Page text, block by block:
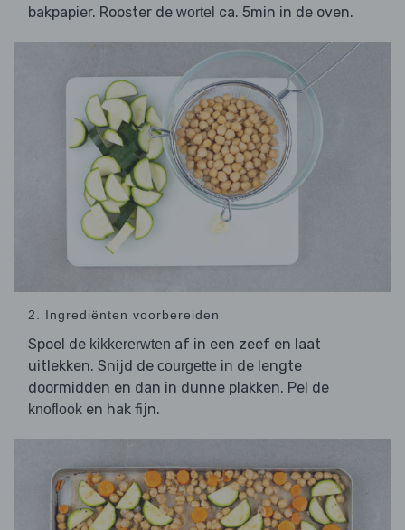
bakpapier. Rooster de wortel ca. 5min in de oven.
2. Ingrediënten voorbereiden
Spoel de kikkererwten af in een zeef en laat
uitlekken. Snijd de courgette in de lengte
doormidden en dan in dunne plakken. Pel de
knoflook en hak fijn.